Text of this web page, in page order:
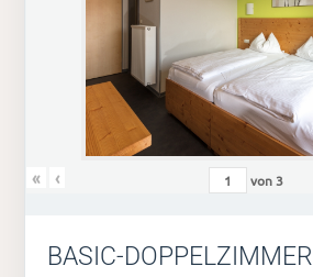
« ‹ von3
BASIC-DOPPELZIMMER